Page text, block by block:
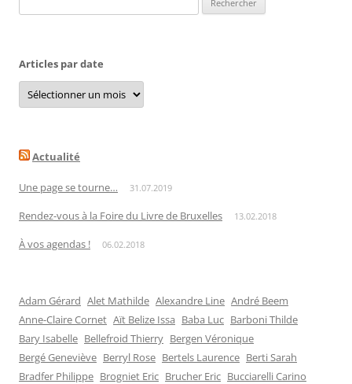
Articles par date
Articles
par
date
Actualité
Une page se tourne… 31.07.2019
Rendez-vous à la Foire du Livre de Bruxelles 13.02.2018
À vos agendas ! 06.02.2018
Adam Gérard Alet Mathilde Alexandre Line André Beem
Anne-Claire Cornet Aït Belize Issa Baba Luc Barboni Thilde
Bary Isabelle Bellefroid Thierry Bergen Véronique
Bergé Geneviève Berryl Rose Bertels Laurence Berti Sarah
Bradfer Philippe Brogniet Eric Brucher Eric Bucciarelli Carino